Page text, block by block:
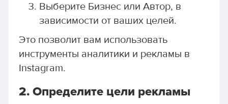
Выберите Бизнес или Автор, в
зависимости от ваших целей.
Это позволит вам использовать
инструменты аналитики и рекламы в
Instagram.
2. Определите цели рекламы